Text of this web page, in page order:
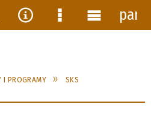
I PROGRAMY SKS
Narzędzia
MenuMenu